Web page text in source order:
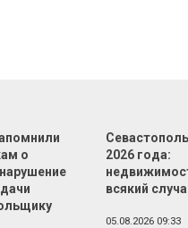
о
2026 года:
всякий
05.08.2026 09:33